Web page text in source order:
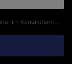
des Europäischen Parlaments und des Rates zu.